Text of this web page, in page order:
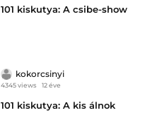
101 kiskutya: A csibe-show
kokorcsinyi
4345 views 12 éve
101 kiskutya: A kis álnok